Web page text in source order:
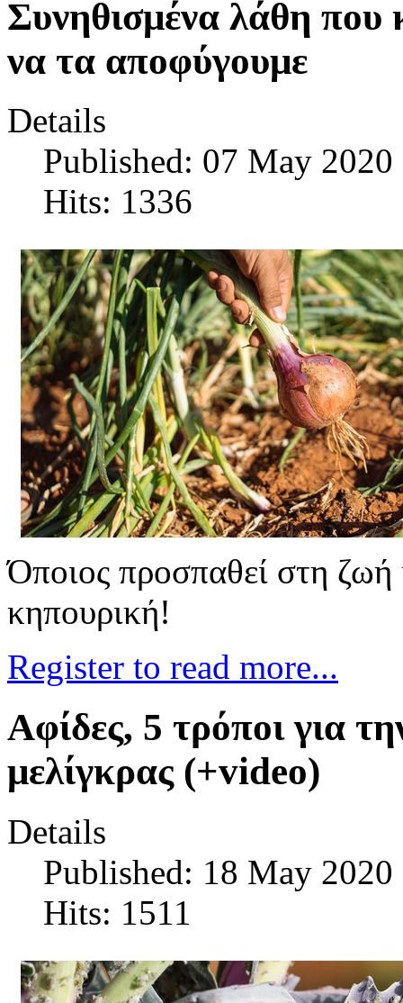
Συνηθισμένα λάθη που
να τα αποφύγουμε
Details
Published: 07 May 2020
Hits: 1336
Όποιος προσπαθεί στη
κηπουρική!
Register to read more...
Αφίδες, 5 τρόποι για
μελίγκρας (+video)
Details
Published: 18 May 2020
Hits: 1511